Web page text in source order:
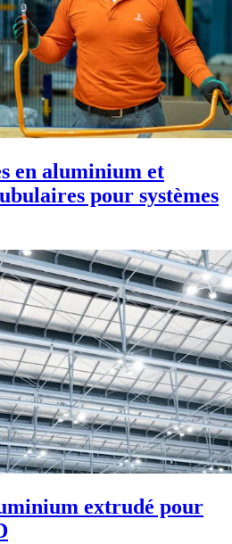
en aluminium et
pour systèmes
extrudé pour